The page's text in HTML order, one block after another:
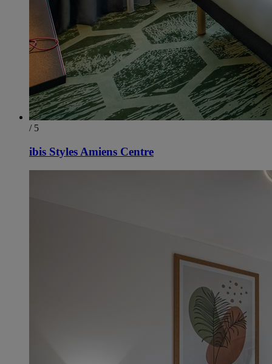
/ 5
ibis Styles Amiens Centre